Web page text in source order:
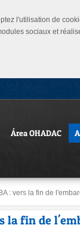
l'utilisation de
sociaux et
Área OHADAC
: vers la fin de
la fin de